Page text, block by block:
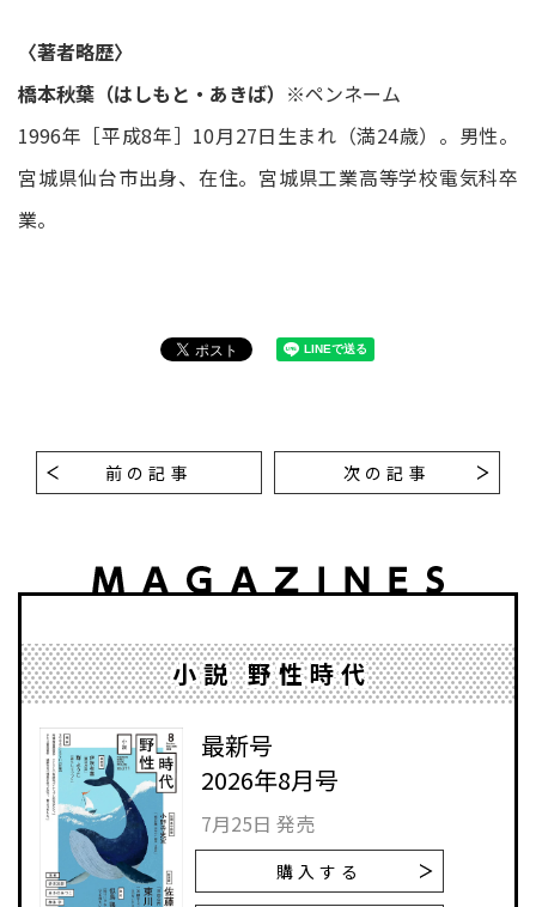
〈著者略歴〉
橋本秋葉（はしもと・あきば） ※ペンネーム
1996年［平成8年］10月27日生まれ（満24歳）。男性。
宮城県仙台市出身、在住。宮城県工業高等学校電気科卒
業。
前の記事 次の記事
小説 野性時代
最新号
2026年8月号
7月25日 発売
購入する